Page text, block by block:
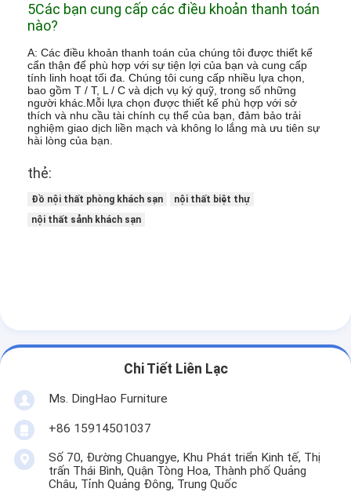
5Các bạn cung cấp các điều khoản thanh toán
nào?
A: Các điều khoản thanh toán của chúng tôi được thiết kế
cẩn thận để phù hợp với sự tiện lợi của bạn và cung cấp
tính linh hoạt tối đa. Chúng tôi cung cấp nhiều lựa chọn,
bao gồm T / T, L / C và dịch vụ ký quỹ, trong số những
người khác.Mỗi lựa chọn được thiết kế phù hợp với sở
thích và nhu cầu tài chính cụ thể của bạn, đảm bảo trải
nghiệm giao dịch liền mạch và không lo lắng mà ưu tiên sự
hài lòng của bạn.
thẻ:
Đồ nội thất phòng khách sạn
nội thất biệt thự
nội thất sảnh khách sạn
Chi Tiết Liên Lạc
Ms. DingHao Furniture
+86 15914501037
Số 70, Đường Chuangye, Khu Phát triển Kinh tế, Thị
trấn Thái Bình, Quận Tòng Hoa, Thành phố Quảng
Châu, Tỉnh Quảng Đông, Trung Quốc